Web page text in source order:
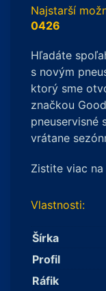
205/40
R18
ROF
XL
(*)
Najstarší
0426
Hľadáte
s novým
ktorý sme
značkou
pneuservisné
vrátane
Zistite viac na
Vlastnosti:
Šírka
Profil
Ráfik